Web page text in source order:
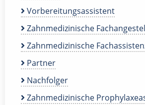
Vorbereitungsassistent
Zahnmedizinische
Zahnmedizinische
Partner
Nachfolger
Zahnmedizinische